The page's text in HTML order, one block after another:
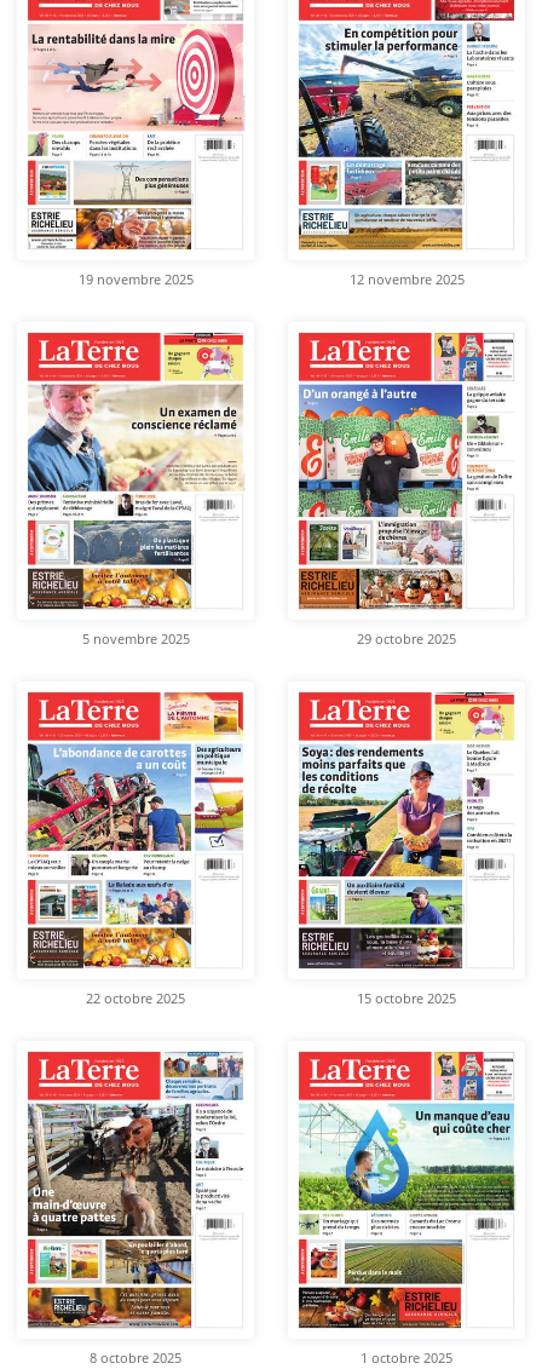
19 novembre 2025 12 novembre 2025
5 novembre 2025 29 octobre 2025
22 octobre 2025 15 octobre 2025
8 octobre 2025 1 octobre 2025